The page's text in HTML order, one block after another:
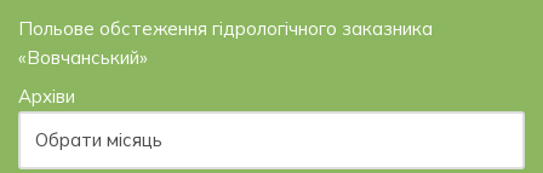
Польове обстеження гідрологічного заказника
«Вовчанський»
Архіви